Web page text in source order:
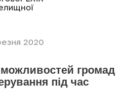
2020
громад
під час